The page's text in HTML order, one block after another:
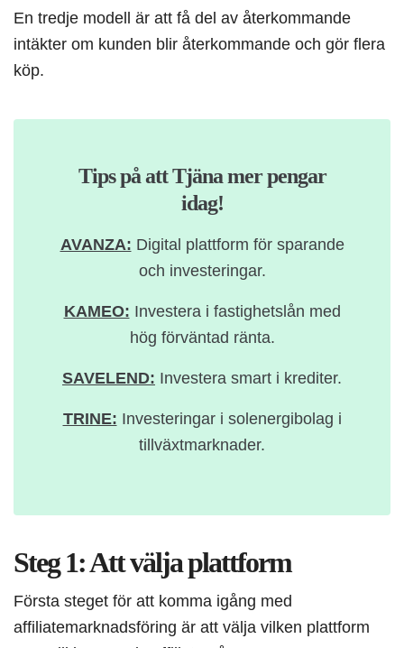
En tredje modell är att få del av återkommande
intäkter om kunden blir återkommande och gör flera
köp.
Tips på att Tjäna mer pengar
idag!
AVANZA: Digital plattform för sparande
och investeringar.
KAMEO: Investera i fastighetslån med
hög förväntad ränta.
SAVELEND: Investera smart i krediter.
TRINE: Investeringar i solenergibolag i
tillväxtmarknader.
Steg 1: Att välja plattform
Första steget för att komma igång med
affiliatemarknadsföring är att välja vilken plattform